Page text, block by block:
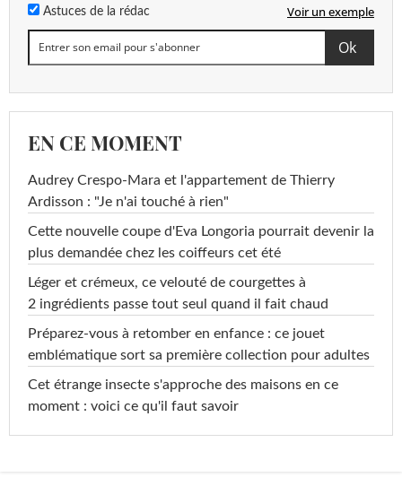
Astuces de la rédac Voir un exemple
EN CE MOMENT
Audrey Crespo-Mara et l'appartement de Thierry
Ardisson : "Je n'ai touché à rien"
Cette nouvelle coupe d'Eva Longoria pourrait devenir la
plus demandée chez les coiffeurs cet été
Léger et crémeux, ce velouté de courgettes à
2 ingrédients passe tout seul quand il fait chaud
Préparez-vous à retomber en enfance : ce jouet
emblématique sort sa première collection pour adultes
Cet étrange insecte s'approche des maisons en ce
moment : voici ce qu'il faut savoir